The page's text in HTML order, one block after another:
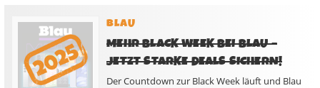
BLAU
MEHR BLACK WEEK BEI BLAU –
JETZT STARKE DEALS SICHERN!
Der Countdown zur Black Week läuft und Blau